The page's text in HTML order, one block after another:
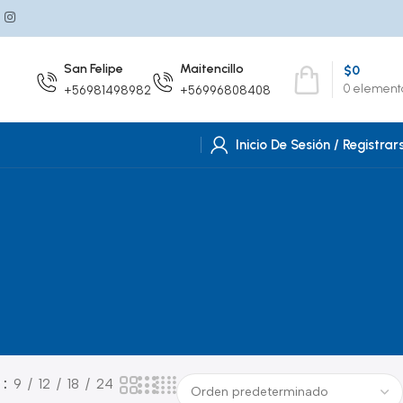
San Felipe
+56981498982
Maitencillo
+56996808408 0
$0
Inicio De Sesión /
9 12 18 24